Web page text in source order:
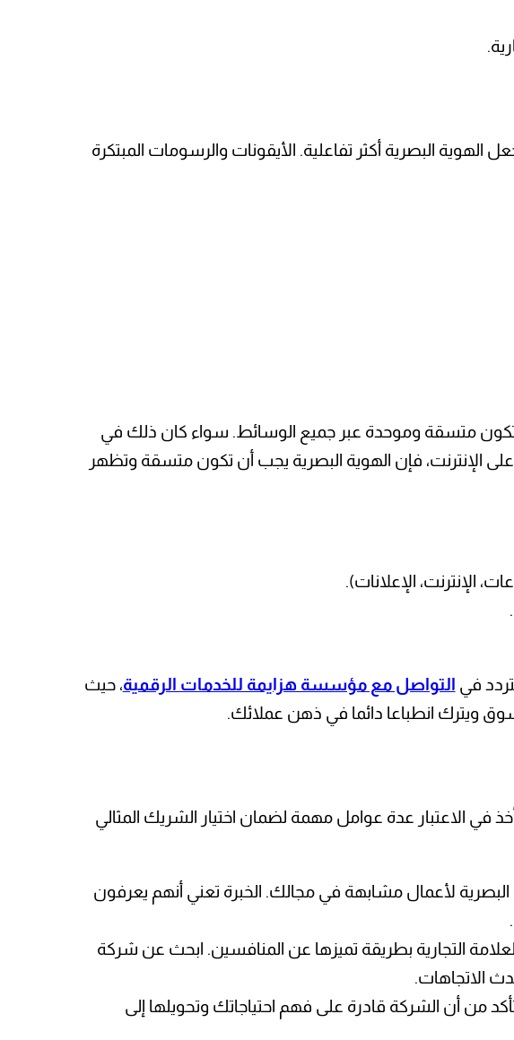
البصرية أكثر تفاعلية. الأيقونات والرسومات المبتكرة
تكون متسقة وموحدة عبر جميع الوسائط. سواء كان ذلك في
الإنترنت، فإن الهوية البصرية يجب أن تكون متسقة وتظهر
الإنترنت، الإعلانات).
في التواصل مع مؤسسة هزايمة للخدمات الرقمية، حيث
ويترك انطباعا دائما في ذهن عملائك.
الاعتبار عدة عوامل مهمة لضمان اختيار الشريك المثالي
لأعمال مشابهة في مجالك. الخبرة تعني أنهم يعرفون
التجارية بطريقة تميزها عن المنافسين. ابحث عن شركة
الاتجاهات.
من أن الشركة قادرة على فهم احتياجاتك وتحويلها إلى